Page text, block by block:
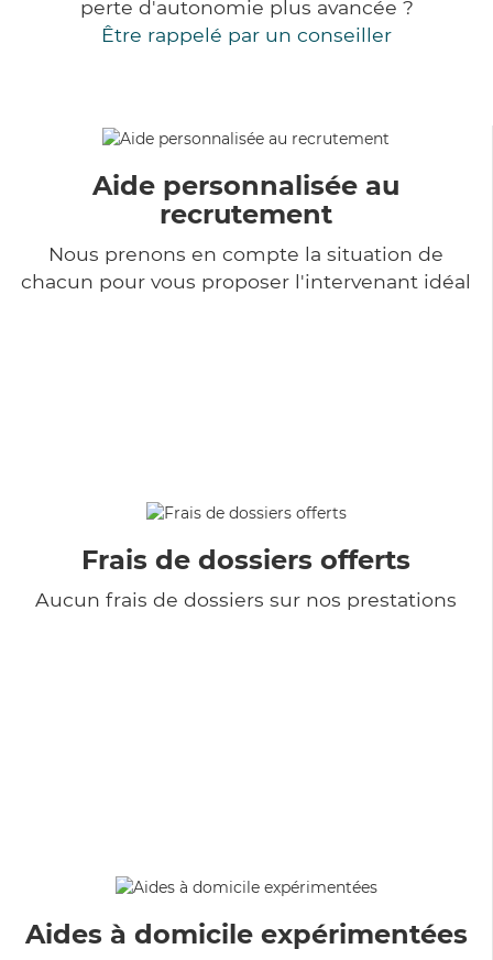
perte d'autonomie plus avancée ?
Être rappelé par un conseiller
Aide personnalisée au
recrutement
Nous prenons en compte la situation de
chacun pour vous proposer l'intervenant idéal
Frais de dossiers offerts
Aucun frais de dossiers sur nos prestations
Aides à domicile expérimentées